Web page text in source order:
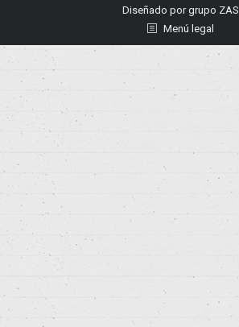
Diseñado porgrupo ZAS
Menú legal